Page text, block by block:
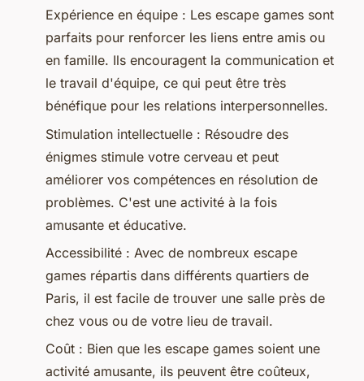
Expérience en équipe : Les escape games sont
parfaits pour renforcer les liens entre amis ou
en famille. Ils encouragent la communication et
le travail d'équipe, ce qui peut être très
bénéfique pour les relations interpersonnelles.
Stimulation intellectuelle : Résoudre des
énigmes stimule votre cerveau et peut
améliorer vos compétences en résolution de
problèmes. C'est une activité à la fois
amusante et éducative.
Accessibilité : Avec de nombreux escape
games répartis dans différents quartiers de
Paris, il est facile de trouver une salle près de
chez vous ou de votre lieu de travail.
Coût : Bien que les escape games soient une
activité amusante, ils peuvent être coûteux,